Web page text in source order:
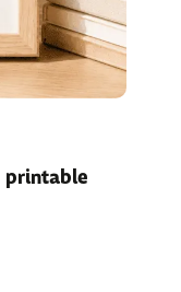
printable